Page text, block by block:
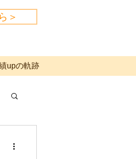
＞
upの軌跡